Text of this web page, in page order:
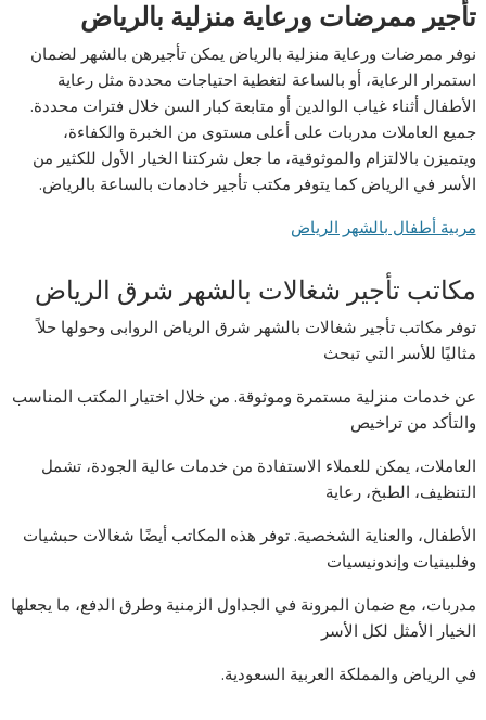
تأجير ممرضات ورعاية منزلية بالرياض
نوفر ممرضات ورعاية منزلية بالرياض يمكن تأجيرهن بالشهر لضمان
استمرار الرعاية، أو بالساعة لتغطية احتياجات محددة مثل رعاية
الأطفال أثناء غياب الوالدين أو متابعة كبار السن خلال فترات محددة.
جميع العاملات مدربات على أعلى مستوى من الخبرة والكفاءة،
ويتميزن بالالتزام والموثوقية، ما جعل شركتنا الخيار الأول للكثير من
الأسر في الرياض كما يتوفر مكتب تأجير خادمات بالساعة بالرياض.
مربية أطفال بالشهر الرياض
مكاتب تأجير شغالات بالشهر شرق الرياض
توفر مكاتب تأجير شغالات بالشهر شرق الرياض الروابى وحولها حلاً
مثاليًا للأسر التي تبحث
عن خدمات منزلية مستمرة وموثوقة. من خلال اختيار المكتب المناسب
والتأكد من تراخيص
العاملات، يمكن للعملاء الاستفادة من خدمات عالية الجودة، تشمل
التنظيف، الطبخ، رعاية
الأطفال، والعناية الشخصية. توفر هذه المكاتب أيضًا شغالات حبشيات
وفلبينيات وإندونيسيات
مدربات، مع ضمان المرونة في الجداول الزمنية وطرق الدفع، ما يجعلها
الخيار الأمثل لكل الأسر
في الرياض والمملكة العربية السعودية.